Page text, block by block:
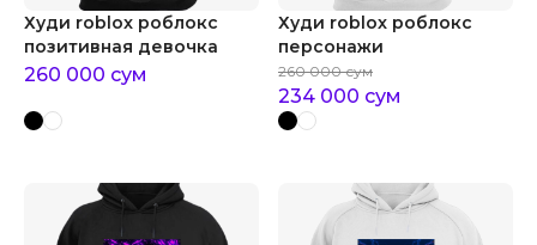
Худи roblox роблокс
позитивная девочка
260 000 сум
Худи roblox роблокс
персонажи
260 000 сум
234 000 сум